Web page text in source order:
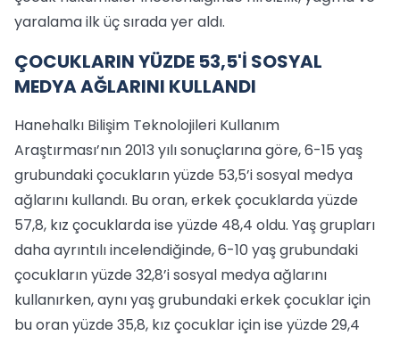
yaralama ilk üç sırada yer aldı.
ÇOCUKLARIN YÜZDE 53,5'İ SOSYAL
MEDYA AĞLARINI KULLANDI
Hanehalkı Bilişim Teknolojileri Kullanım
Araştırması’nın 2013 yılı sonuçlarına göre, 6-15 yaş
grubundaki çocukların yüzde 53,5’i sosyal medya
ağlarını kullandı. Bu oran, erkek çocuklarda yüzde
57,8, kız çocuklarda ise yüzde 48,4 oldu. Yaş grupları
daha ayrıntılı incelendiğinde, 6-10 yaş grubundaki
çocukların yüzde 32,8’i sosyal medya ağlarını
kullanırken, aynı yaş grubundaki erkek çocuklar için
bu oran yüzde 35,8, kız çocuklar için ise yüzde 29,4